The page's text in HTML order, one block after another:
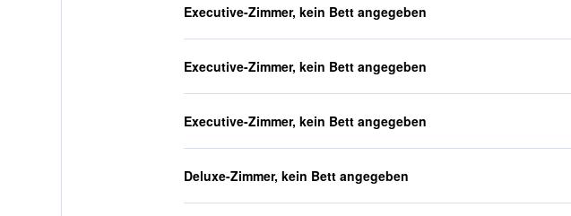
Executive-Zimmer, kein Bett angegeben
Executive-Zimmer, kein Bett angegeben
Executive-Zimmer, kein Bett angegeben
Deluxe-Zimmer, kein Bett angegeben